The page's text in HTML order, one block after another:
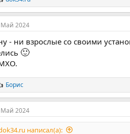
2024
- ни взрослые со своими
🙂
Борис
2024
написал(а):